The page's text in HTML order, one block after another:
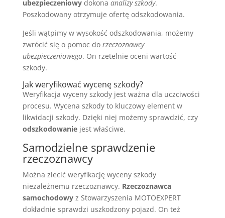
ubezpieczeniowydokona analizy szkody.
Poszkodowany otrzymuje ofertę odszkodowania.
Jeśli wątpimy w wysokość odszkodowania, możemy
zwrócić się o pomoc do rzeczoznawcy
ubezpieczeniowego. On rzetelnie oceni wartość
szkody.
Jak weryfikować wycenę szkody?
Weryfikacja wyceny szkody jest ważna dla uczciwości
procesu. Wycena szkody to kluczowy element w
likwidacji szkody. Dzięki niej możemy sprawdzić, czy
odszkodowaniejest właściwe.
Samodzielne sprawdzenie
rzeczoznawcy
Można zlecić weryfikację wyceny szkody
niezależnemu rzeczoznawcy. Rzeczoznawca
samochodowyz Stowarzyszenia MOTOEXPERT
dokładnie sprawdzi uszkodzony pojazd. On też